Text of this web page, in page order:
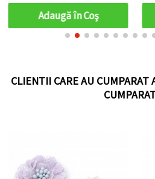
Adaugă în Coş
CLIENTII CARE AU CUMPARAT